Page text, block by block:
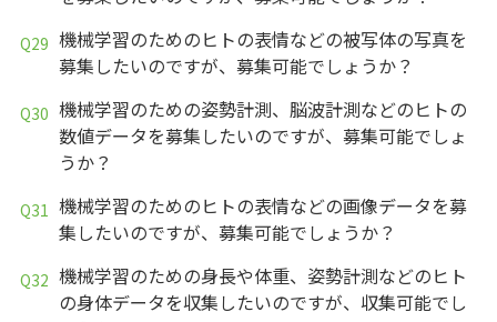
機械学習のためのヒトの表情などの被写体の写真を
募集したいのですが、募集可能でしょうか？
機械学習のための姿勢計測、脳波計測などのヒトの
数値データを募集したいのですが、募集可能でしょ
うか？
機械学習のためのヒトの表情などの画像データを募
集したいのですが、募集可能でしょうか？
機械学習のための身長や体重、姿勢計測などのヒト
の身体データを収集したいのですが、収集可能でし